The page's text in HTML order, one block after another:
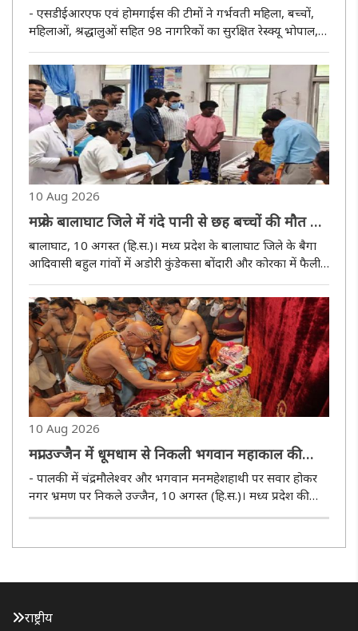
बचाईं 98 जिंदगियां
- एसडीईआरएफ एवं होमगाईस की टीमों ने गर्भवती महिला, बच्चों,
महिलाओं, श्रद्धालुओं सहित 98 नागरिकों का सुरक्षित रेस्क्यू भोपाल,
10 अगस्त (हि.स.)। मध्य प्रदेश में बीते 24 घंटों से हो रही बारिश से
कई जिलों में हालात बिगड़ गए हैं। भोपाल में मंगलवार को ..
10 Aug 2026
मप्र के बालाघाट जिले में गंदे पानी से छह बच्चों की मौत से
हडकंप, पुणे की लैब में भेजे सैंपल
बालाघाट, 10 अगस्त (हि.स.)। मध्य प्रदेश के बालाघाट जिले के बैगा
आदिवासी बहुल गांवों में अडोरी कुंडेकसा बोंदारी और कोरका में फैली
बीमारी से अब तक 1 से 13 साल की उम्र के छह बच्चों की मौत हो
चुकी है। लगातार बच्चों के बीमार पड़ने की जानकारी सामने आने ..
10 Aug 2026
मप्रः उज्जैन में धूमधाम से निकली भगवान महाकाल की
श्रावण मास की दूसरी सवारी
- पालकी में चंद्रमौलेश्वर और भगवान मनमहेशहाथी पर सवार होकर
नगर भ्रमण पर निकले उज्जैन, 10 अगस्त (हि.स.)। मध्य प्रदेश की
धार्मिक नगरी उज्जैन में श्रावण-भादौ मास में निकलने वाली सवारियों
राष्ट्रीय